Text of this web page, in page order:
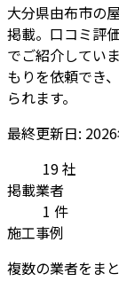
大分県由布市の
掲載。口コミ評
でご紹介してい
もりを依頼でき
られます。
最終更新日:
19社
掲載業者
1 件
施工事例
複数の業者をま